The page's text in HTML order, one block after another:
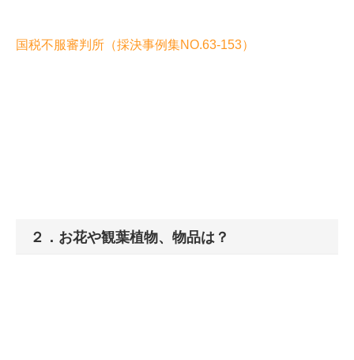
国税不服審判所（採決事例集NO.63-153）
２．お花や観葉植物、物品は？